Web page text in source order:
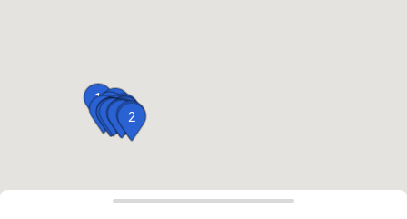
3
1 2
2 2
1 1
11
1 1
11
11 1
1